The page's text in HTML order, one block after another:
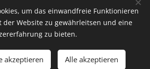
Warenkorb hinzufügen
© 2026 Alle Rechte vorbehalten
vonWebnode Cookies
um das einwandfreie Funktionieren
der Website zu gewährleitsen und eine
zu bieten.
akzeptieren Alle akzeptieren